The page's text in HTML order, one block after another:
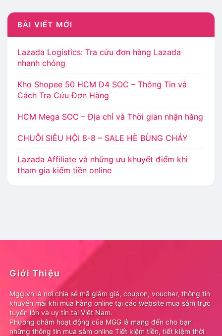
BÀI VIẾT MỚI
Lazada Logistics: Tra cứu đơn hàng Lazada
nhanh chóng
Kho Shopee 50 HCM D4 SOC – Thông Tin và
Cách Tra Cứu Đơn Hàng
HCM Mega SOC – Địa chỉ và Thời gian nhận hàng
CHUỖI SIÊU HỘI 8-8 – SALE HÈ BÙNG CHÁY
Lazada Affiliate và những ưu khuyết điểm khi
tham gia kiếm tiền online
Giới Thiệu
Mgg.vn là nơi chia sẻ mã giảm giá, coupon, voucher, thông tin
khuyến mãi khi mua hàng online tại các website mua sắm trực
tuyến lớn và uy tín tại Việt Nam.
Phương châm hoạt động của MGG là mang đến cho bạn
những thông tin mua sắm online Tiết kiệm tiền, tiết kiệm thời